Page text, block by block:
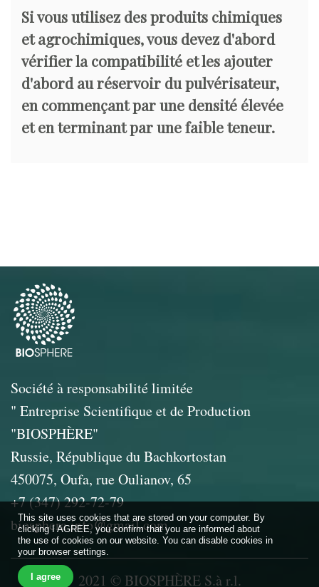
Si vous utilisez des produits chimiques
et agrochimiques, vous devez d'abord
vérifier la compatibilité et les ajouter
d'abord au réservoir du pulvérisateur,
en commençant par une densité élevée
et en terminant par une faible teneur.
This site uses cookies that are stored on your computer. By
clicking I AGREE, you confirm that you are informed about
the use of cookies on our website. You can disable cookies in
your browser settings.
I agree
Société à responsabilité limitée
" Entreprise Scientifique et de Production
"BIOSPHÈRE"
Russie, République du Bachkortostan
450075, Oufa, rue Oulianov, 65
+7 (347) 292-72-79
biosphera.info@gmail.com
2021 © BIOSPHÈRE S.à r.l.